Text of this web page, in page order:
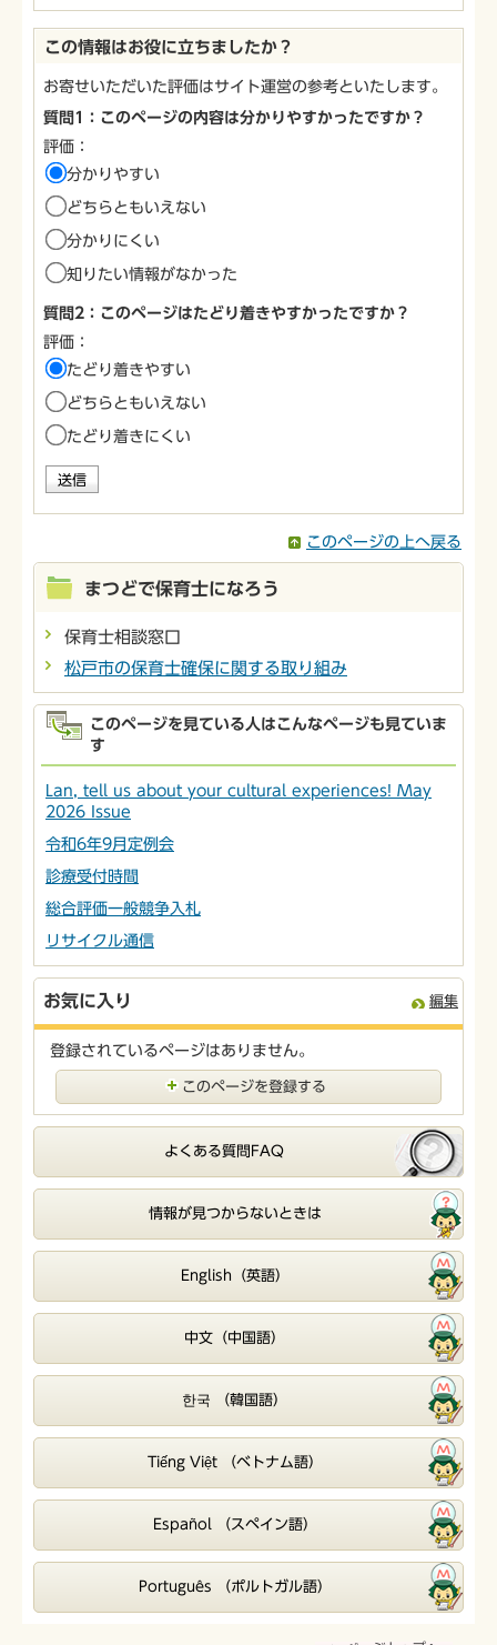
この情報はお役に立ちましたか？
お寄せいただいた評価はサイト運営の参考といたします。
質問1：このページの内容は分かりやすかったですか？
評価：
分かりやすい
どちらともいえない
分かりにくい
知りたい情報がなかった
質問2：このページはたどり着きやすかったですか？
評価：
たどり着きやすい
どちらともいえない
たどり着きにくい
このページの上へ戻る
まつどで保育士になろう
保育士相談窓口
松戸市の保育士確保に関する取り組み
このページを見ている人はこんなページも見ていま
す
Lan, tell us about your cultural experiences! May
2026 Issue
令和6年9月定例会
診療受付時間
総合評価一般競争入札
リサイクル通信
お気に入り 編集
登録されているページはありません。
このページを登録する
よくある質問FAQ
情報が見つからないときは
English（英語）
中文（中国語）
한국 （韓国語）
Tiếng Việt （ベトナム語）
Español （スペイン語）
Português （ポルトガル語）